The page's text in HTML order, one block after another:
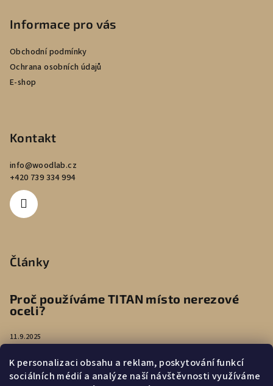
K personalizaci obsahu a reklam, poskytování funkcí
sociálních médií a analýze naší návštěvnosti využíváme
Informace pro vás
Obchodní podmínky
Ochrana osobních údajů
E-shop
Kontakt
info@woodlab.cz
+420 739 334 994
Články
Proč používáme TITAN místo nerezové
oceli?
11.9.2025
Péče o náušnice